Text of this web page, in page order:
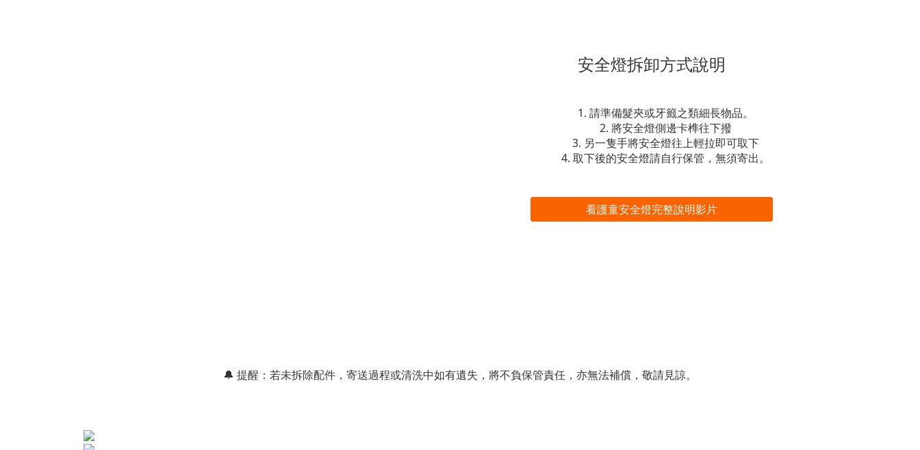
安全燈拆卸方式說明
請準備髮夾或牙籤之類細長物品。
將安全燈側邊卡榫往下撥
另一隻手將安全燈往上輕拉即可取下
取下後的安全燈請自行保管，無須寄出。
看護童安全燈完整說明影片
🔔 提醒：若未拆除配件，寄送過程或清洗中如有遺失，將不負保管責任，亦無法補償，敬請見諒。